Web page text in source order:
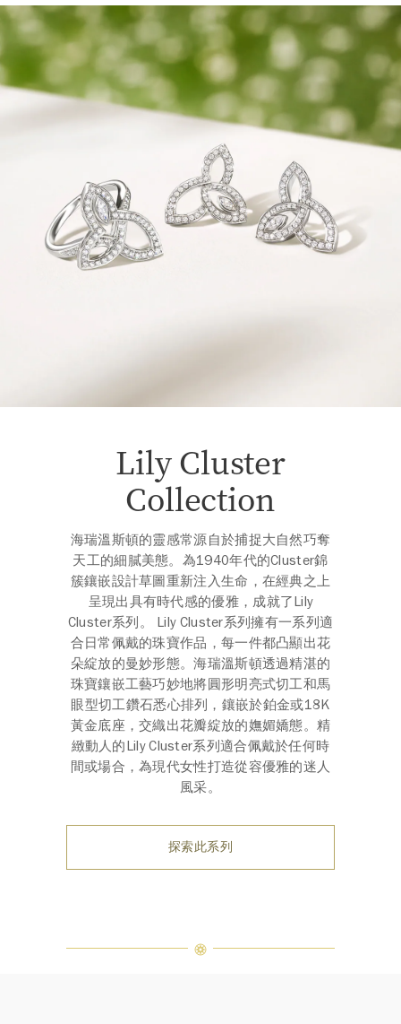
Lily Cluster
Collection
海瑞溫斯頓的靈感常源自於捕捉大自然巧奪
天工的細膩美態。為1940年代的Cluster錦
簇鑲嵌設計草圖重新注入生命，在經典之上
呈現出具有時代感的優雅，成就了Lily
Cluster系列。 Lily Cluster系列擁有一系列適
合日常佩戴的珠寶作品，每一件都凸顯出花
朵綻放的曼妙形態。海瑞溫斯頓透過精湛的
珠寶鑲嵌工藝巧妙地將圓形明亮式切工和馬
眼型切工鑽石悉心排列，鑲嵌於鉑金或18K
黃金底座，交織出花瓣綻放的嫵媚嬌態。精
緻動人的Lily Cluster系列適合佩戴於任何時
間或場合，為現代女性打造從容優雅的迷人
風采。
探索此系列